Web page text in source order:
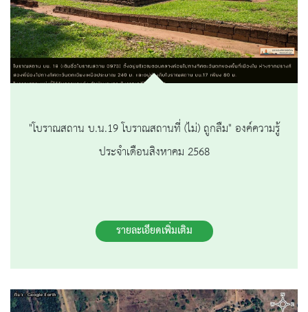
"โบราณสถาน บ.น.19 โบราณสถานที่ (ไม่) ถูกลืม" องค์ความรู้
ประจำเดือนสิงหาคม 2568
รายละเอียดเพิ่มเติม